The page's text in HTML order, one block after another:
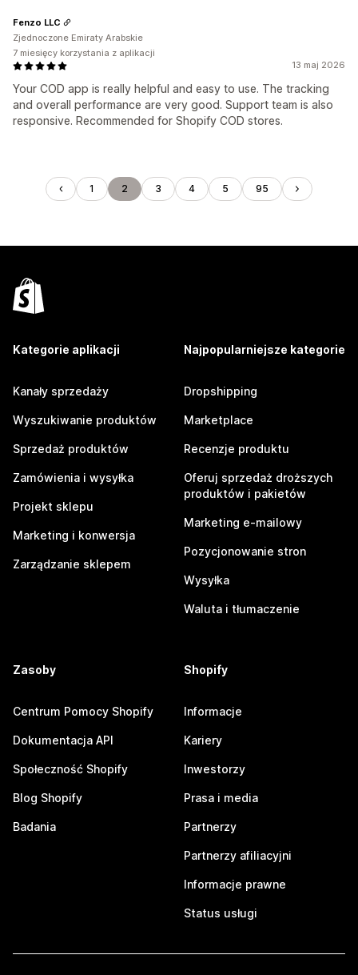
13 maj 2026
Your COD app is really helpful and easy to use. The tracking
and overall performance are very good. Support team is also
responsive. Recommended for Shopify COD stores.
Fenzo LLC
Zjednoczone Emiraty Arabskie
7 miesięcy korzystania z aplikacji
1 2 3 4 5 95
Kategorie aplikacji
Kanały sprzedaży
Wyszukiwanie produktów
Sprzedaż produktów
Zamówienia i wysyłka
Projekt sklepu
Marketing i konwersja
Zarządzanie sklepem
Najpopularniejsze kategorie
Dropshipping
Marketplace
Recenzje produktu
Oferuj sprzedaż droższych
produktów i pakietów
Marketing e-mailowy
Pozycjonowanie stron
Wysyłka
Waluta i tłumaczenie
Zasoby
Centrum Pomocy Shopify
Dokumentacja API
Społeczność Shopify
Blog Shopify
Badania
Shopify
Informacje
Kariery
Inwestorzy
Prasa i media
Partnerzy
Partnerzy afiliacyjni
Informacje prawne
Status usługi